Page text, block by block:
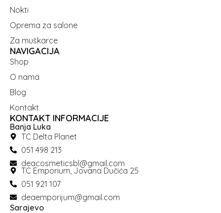
Nokti
Oprema za salone
Za muškarce
NAVIGACIJA
Shop
O nama
Blog
Kontakt
KONTAKT INFORMACIJE
Banja Luka
TC Delta Planet
051 498 213
deacosmeticsbl@gmail.com
TC Emporium, Jovana Dučića 25
051 921 107
deaemporijum@gmail.com
Sarajevo